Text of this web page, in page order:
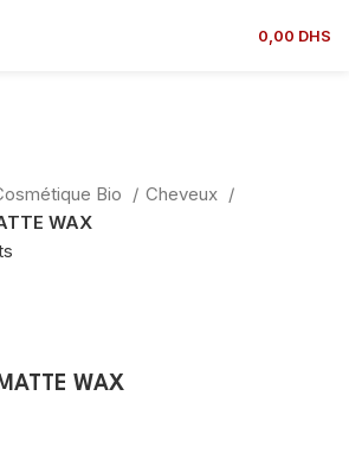
0,00 DHS
Bio
Cheveux
WAX
WAX